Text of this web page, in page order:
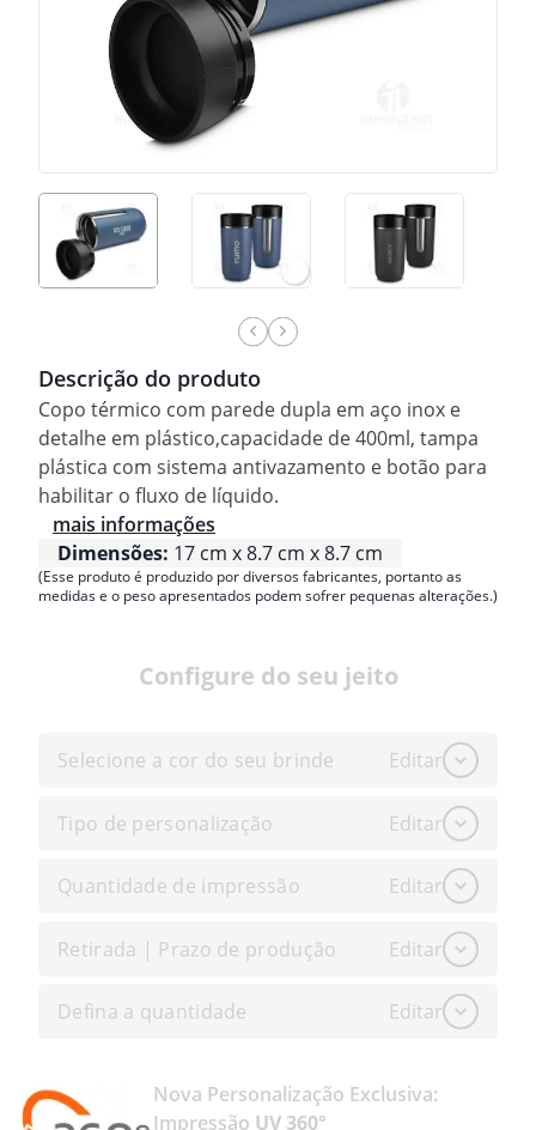
Descrição do produto
Copo térmico com parede dupla em aço inox e
detalhe em plástico,capacidade de 400ml, tampa
plástica com sistema antivazamento e botão para
habilitar o fluxo de líquido.
mais informações
Dimensões: 17 cm x 8.7 cm x 8.7 cm
(Esse produto é produzido por diversos fabricantes, portanto as
medidas e o peso apresentados podem sofrer pequenas alterações.)
Configure do seu jeito
Selecione a cor do seu brinde Editar
Tipo de personalização Editar
Quantidade de impressão Editar
Retirada | Prazo de produção Editar
Defina a quantidade Editar
Nova Personalização Exclusiva:
Impressão UV 360°